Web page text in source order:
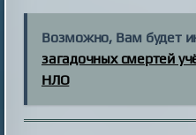
Возможно, Вам будет
загадочных смертей
НЛО